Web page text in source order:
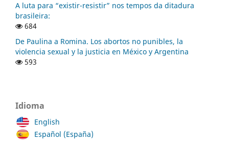
A luta para “existir-resistir” nos tempos da ditadura
brasileira:
684
De Paulina a Romina. Los abortos no punibles, la
violencia sexual y la justicia en México y Argentina
593
Idioma
English
Español (España)